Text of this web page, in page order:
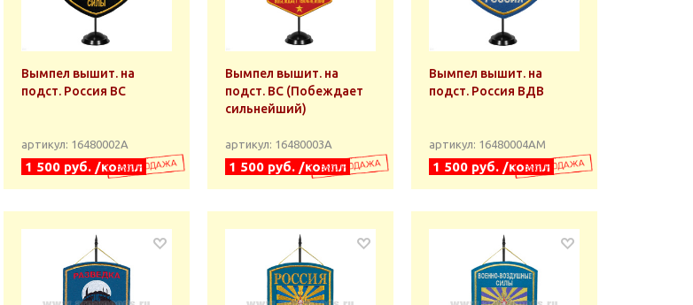
Вымпел вышит. на
подст. Россия ВС
артикул: 16480002А
1 500 руб. /компл
Вымпел вышит. на
подст. ВС (Побеждает
сильнейший)
артикул: 16480003А
1 500 руб. /компл
Вымпел вышит. на
подст. Россия ВДВ
артикул: 16480004АМ
1 500 руб. /компл